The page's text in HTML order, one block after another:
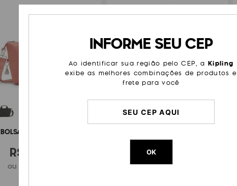
BOLSA KIPLING KALA MINI
R$
ou 6x de R$ 126,50
BOLSA KIPLING AMIEL
R$749,
INFORME SEU CEP
Ao identificar sua região pelo CEP, a Kipling
exibe as melhores combinações de produtos e
frete para você
OK